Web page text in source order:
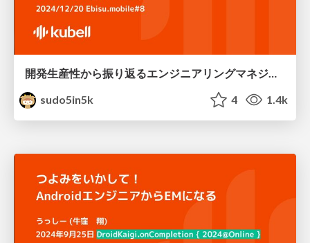
開発生産性から振り返るエンジニアリングマネジメントの失敗2選
sudo5in5k
4 1.4k